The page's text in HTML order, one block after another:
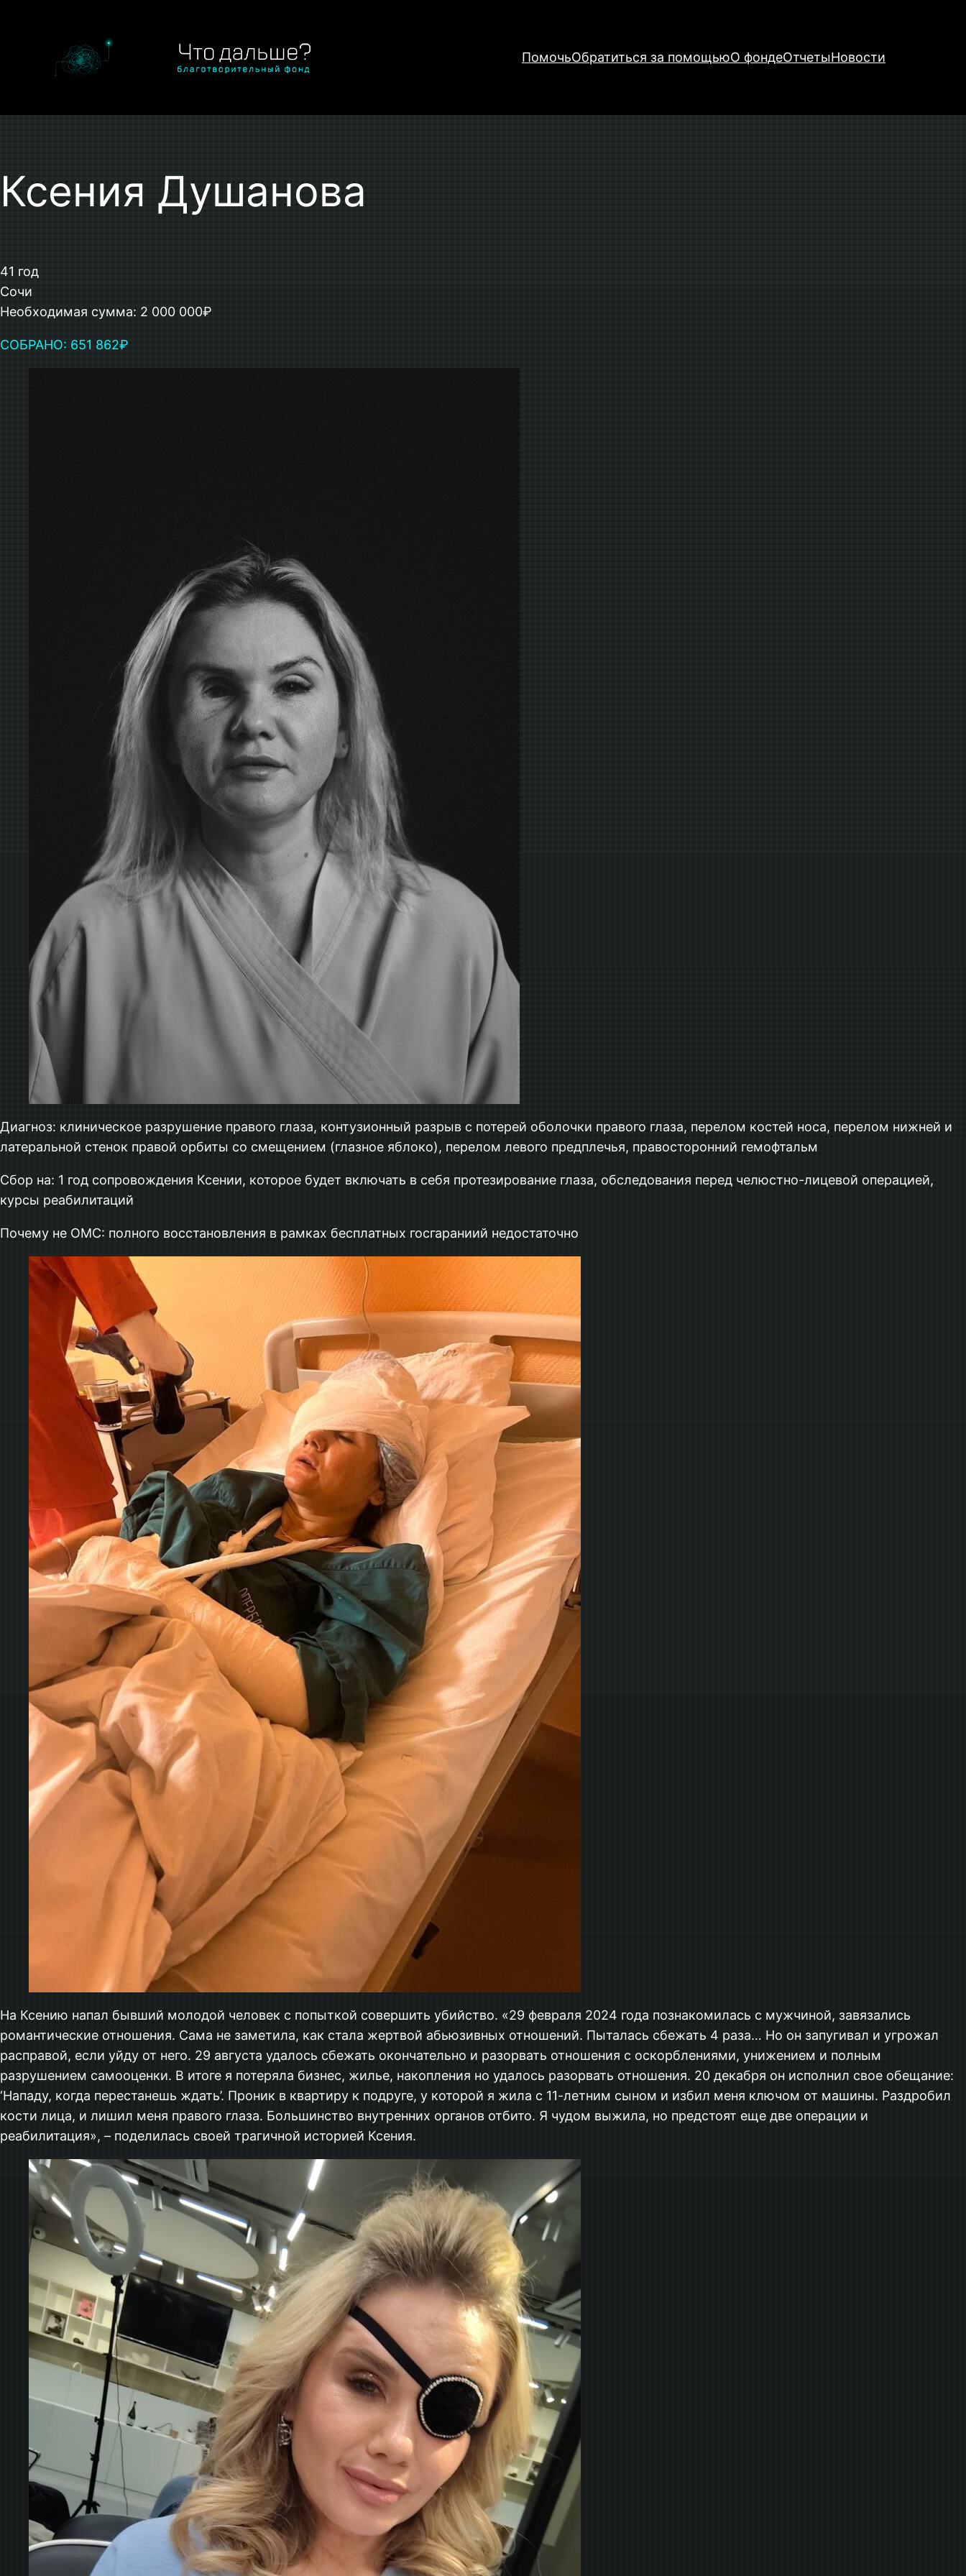
содержимому
ПомочьОбратиться за помощьюО фондеОтчетыНовости
Ксения Душанова
41 год
Сочи
Необходимая сумма: 2 000 000₽
СОБРАНО: 651 862₽
Диагноз: клиническое разрушение правого глаза, контузионный разрыв с потерей оболочки правого глаза, перелом костей носа, перелом нижней и
латеральной стенок правой орбиты со смещением (глазное яблоко), перелом левого предплечья, правосторонний гемофтальм
Сбор на: 1 год сопровождения Ксении, которое будет включать в себя протезирование глаза, обследования перед челюстно-лицевой операцией,
курсы реабилитаций
Почему не ОМС: полного восстановления в рамках бесплатных госгараниий недостаточно
На Ксению напал бывший молодой человек с попыткой совершить убийство. «29 февраля 2024 года познакомилась с мужчиной, завязались
романтические отношения. Сама не заметила, как стала жертвой абьюзивных отношений. Пыталась сбежать 4 раза… Но он запугивал и угрожал
расправой, если уйду от него. 29 августа удалось сбежать окончательно и разорвать отношения с оскорблениями, унижением и полным
разрушением самооценки. В итоге я потеряла бизнес, жилье, накопления но удалось разорвать отношения. 20 декабря он исполнил свое обещание:
‘Нападу, когда перестанешь ждать’. Проник в квартиру к подруге, у которой я жила с 11-летним сыном и избил меня ключом от машины. Раздробил
кости лица, и лишил меня правого глаза. Большинство внутренних органов отбито. Я чудом выжила, но предстоят еще две операции и
реабилитация», – поделилась своей трагичной историей Ксения.